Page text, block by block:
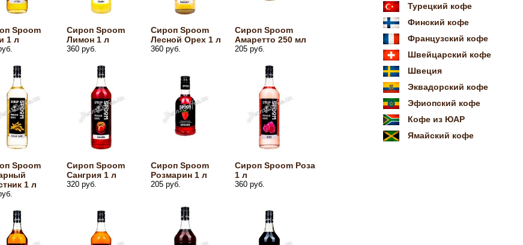
Spoom
1 л
Сироп Spoom
Лимон 1 л
360 руб.
Сироп Spoom
Лесной Орех 1 л
360 руб.
Сироп Spoom
Амаретто 250 мл
205 руб.
Spoom
1 л
Сироп Spoom
Сангрия 1 л
320 руб.
Сироп Spoom
Розмарин 1 л
205 руб.
Сироп Spoom Роза
1 л
360 руб.
Турецкий кофе
Финский кофе
Французский кофе
Швейцарский кофе
Швеция
Эквадорский кофе
Эфиопский кофе
Кофе из ЮАР
Ямайский кофе